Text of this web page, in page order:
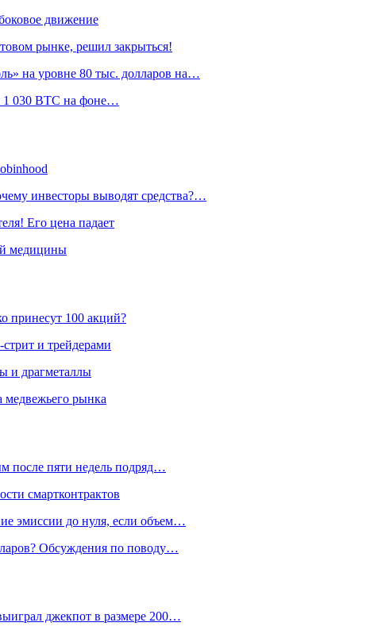
движение
рынке, решил закрыться!
на уровне 80 тыс. долларов на…
1 030 BTC на фоне…
инвесторы выводят средства?…
Его цена падает
медицины
принесут 100 акций?
и трейдерами
и драгметаллы
медвежьего рынка
после пяти недель подряд…
смартконтрактов
эмиссии до нуля, если объем…
Обсуждения по поводу…
джекпот в размере 200…